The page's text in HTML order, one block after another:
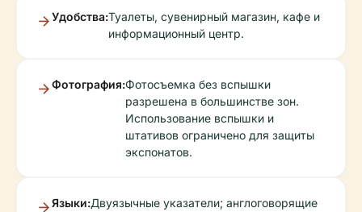
Удобства:Туалеты, сувенирный магазин, кафе и
информационный центр.
Фотография:Фотосъемка без вспышки
разрешена в большинстве зон.
Использование вспышки и
штативов ограничено для защиты
экспонатов.
Языки:Двуязычные указатели; англоговорящие